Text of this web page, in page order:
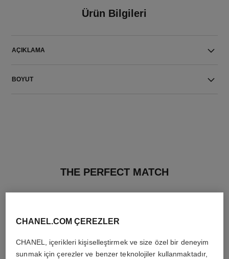
Ürün Bilgileri
AÇIKLAMA
BOYUT
THE PERFECT MATCH
CHANEL.COM ÇEREZLER
CHANEL, içerikleri kişiselleştirmek ve size özel bir deneyim
sunmak için çerezler ve benzer teknolojiler kullanmaktadır,